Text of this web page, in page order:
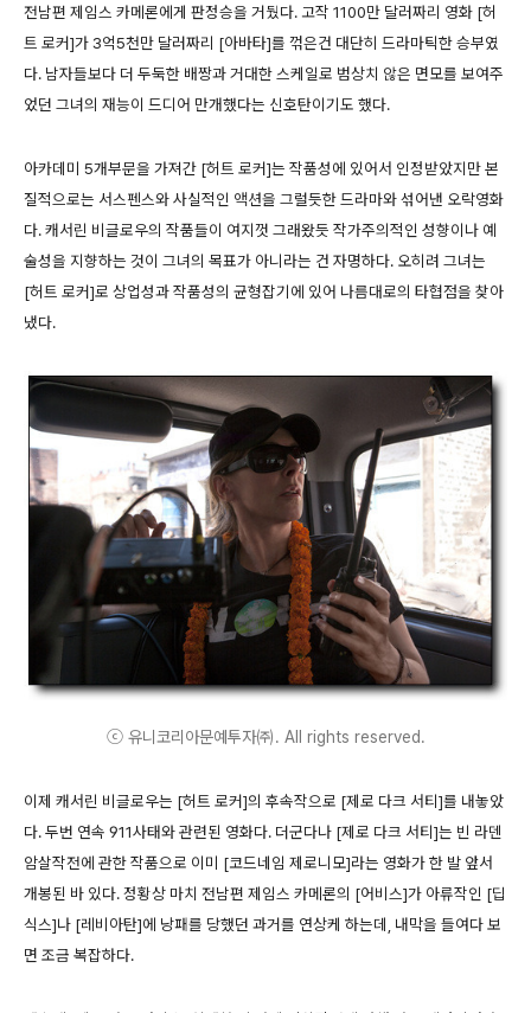
전남편 제임스 카메론에게 판정승을 거뒀다. 고작 1100만 달러짜리 영화 [허
트 로커]가 3억5천만 달러짜리 [아바타]를 꺾은건 대단히 드라마틱한 승부였
다. 남자들보다 더 두둑한 배짱과 거대한 스케일로 범상치 않은 면모를 보여주
었던 그녀의 재능이 드디어 만개했다는 신호탄이기도 했다.
아카데미 5개부문을 가져간 [허트 로커]는 작품성에 있어서 인정받았지만 본
질적으로는 서스펜스와 사실적인 액션을 그럴듯한 드라마와 섞어낸 오락영화
다. 캐서린 비글로우의 작품들이 여지껏 그래왔듯 작가주의적인 성향이나 예
술성을 지향하는 것이 그녀의 목표가 아니라는 건 자명하다. 오히려 그녀는
[허트 로커]로 상업성과 작품성의 균형잡기에 있어 나름대로의 타협점을 찾아
냈다.
ⓒ 유니코리아문예투자㈜. All rights reserved.
이제 캐서린 비글로우는 [허트 로커]의 후속작으로 [제로 다크 서티]를 내놓았
다. 두번 연속 911사태와 관련된 영화다. 더군다나 [제로 다크 서티]는 빈 라덴
암살작전에 관한 작품으로 이미 [코드네임 제로니모]라는 영화가 한 발 앞서
개봉된 바 있다. 정황상 마치 전남편 제임스 카메론의 [어비스]가 아류작인 [딥
식스]나 [레비아탄]에 낭패를 당했던 과거를 연상케 하는데, 내막을 들여다 보
면 조금 복잡하다.